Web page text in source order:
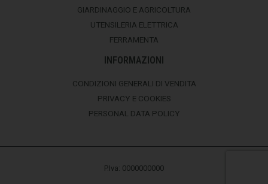
GIARDINAGGIO E AGRICOLTURA
UTENSILERIA ELETTRICA
FERRAMENTA
INFORMAZIONI
CONDIZIONI GENERALI DI VENDITA
PRIVACY E COOKIES
PERSONAL DATA POLICY
P.Iva: 0000000000